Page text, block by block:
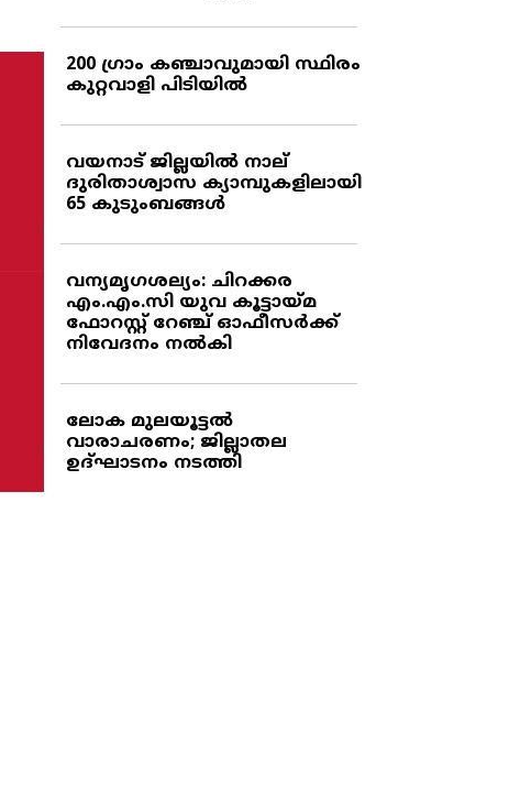
200 ഗ്രാം കഞ്ചാവുമായി സ്ഥിരം
കുറ്റവാളി പിടിയില്‍
വയനാട് ജില്ലയില്‍ നാല്
ദുരിതാശ്വാസ ക്യാമ്പുകളിലായി
65 കുടുംബങ്ങള്‍
വന്യമൃഗശല്യം: ചിറക്കര
എം.എം.സി യുവ കൂട്ടായ്മ
ഫോറസ്റ്റ് റേഞ്ച് ഓഫീസര്‍ക്ക്
നിവേദനം നല്‍കി
ലോക മുലയൂട്ടല്‍
വാരാചരണം; ജില്ലാതല
ഉദ്ഘാടനം നടത്തി